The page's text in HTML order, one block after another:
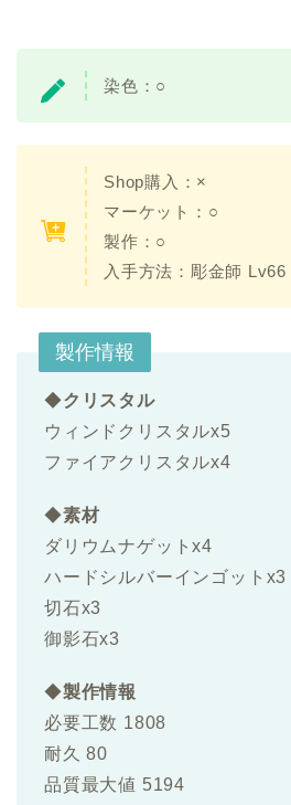
染色： ○
Shop購入：×
マーケット：○
製作：○
入手方法： 彫金師 Lv66
製作情報
◆クリスタル
ウィンドクリスタルx5
ファイアクリスタルx4
◆素材
ダリウムナゲットx4
ハードシルバーインゴットx3
切石x3
御影石x3
◆製作情報
必要工数 1808
耐久 80
品質最大値 5194